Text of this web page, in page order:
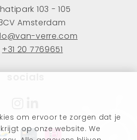
om ervoor te zorgen dat je
op onze website. We
103 - 105
Amsterdam
verre.com
+31 20 7769651